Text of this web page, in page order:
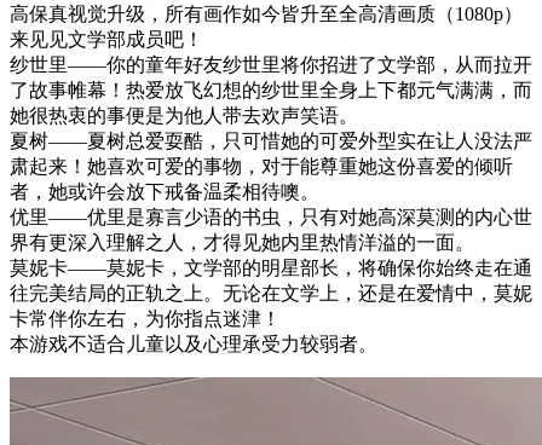
高保真视觉升级，所有画作如今皆升至全高清画质（1080p）
来见见文学部成员吧！
纱世里——你的童年好友纱世里将你招进了文学部，从而拉开
了故事帷幕！热爱放飞幻想的纱世里全身上下都元气满满，而
她很热衷的事便是为他人带去欢声笑语。
夏树——夏树总爱耍酷，只可惜她的可爱外型实在让人没法严
肃起来！她喜欢可爱的事物，对于能尊重她这份喜爱的倾听
者，她或许会放下戒备温柔相待噢。
优里——优里是寡言少语的书虫，只有对她高深莫测的内心世
界有更深入理解之人，才得见她内里热情洋溢的一面。
莫妮卡——莫妮卡，文学部的明星部长，将确保你始终走在通
往完美结局的正轨之上。无论在文学上，还是在爱情中，莫妮
卡常伴你左右，为你指点迷津！
本游戏不适合儿童以及心理承受力较弱者。